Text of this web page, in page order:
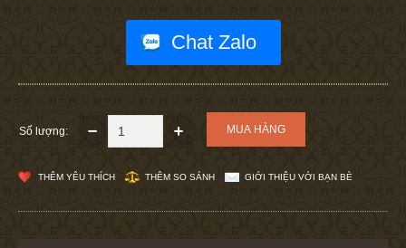
Chat Zalo
Số lượng:
THÊM YÊU THÍCH THÊM SO SÁNH GIỚI THIỆU VỚI BẠN BÈ